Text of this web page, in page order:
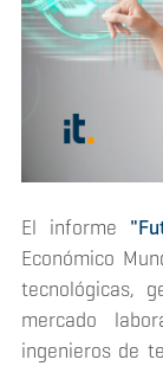
El informe
Económico
tecnológicas,
mercado
ingenieros de